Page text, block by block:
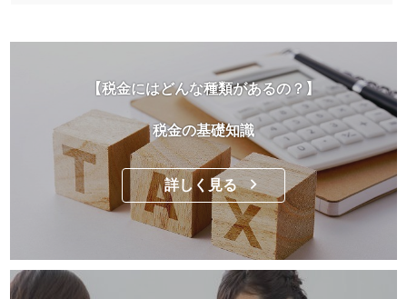
【税金にはどんな種類があるの？】
税金の基礎知識
詳しく見る